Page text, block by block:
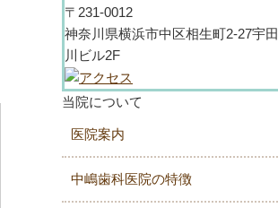
〒231-0012
神奈川県横浜市中区相生町2-27宇田
川ビル2F
当院について
医院案内
中嶋歯科医院の特徴